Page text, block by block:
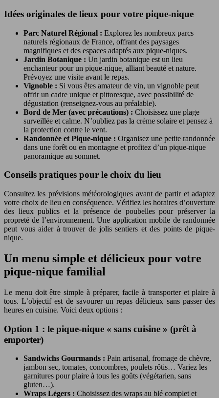
Idées originales de lieux pour votre pique-nique
Parc Naturel Régional : Explorez les nombreux parcs
naturels régionaux de France, offrant des paysages
magnifiques et des espaces adaptés aux pique-niques.
Jardin Botanique : Un jardin botanique est un lieu
enchanteur pour un pique-nique, alliant beauté et nature.
Prévoyez une visite avant le repas.
Vignoble : Si vous êtes amateur de vin, un vignoble peut
offrir un cadre unique et pittoresque, avec possibilité de
dégustation (renseignez-vous au préalable).
Bord de Mer (avec précautions) : Choisissez une plage
surveillée et calme. N’oubliez pas la crème solaire et pensez à
la protection contre le vent.
Randonnée et Pique-nique : Organisez une petite randonnée
dans une forêt ou en montagne et profitez d’un pique-nique
panoramique au sommet.
Conseils pratiques pour le choix du lieu
Consultez les prévisions météorologiques avant de partir et adaptez
votre choix de lieu en conséquence. Vérifiez les horaires d’ouverture
des lieux publics et la présence de poubelles pour préserver la
propreté de l’environnement. Une application mobile de randonnée
peut vous aider à trouver de jolis sentiers et des points de pique-
nique.
Un menu simple et délicieux pour votre
pique-nique familial
Le menu doit être simple à préparer, facile à transporter et plaire à
tous. L’objectif est de savourer un repas délicieux sans passer des
heures en cuisine. Voici deux options :
Option 1 : le pique-nique « sans cuisine » (prêt à
emporter)
Sandwichs Gourmands : Pain artisanal, fromage de chèvre,
jambon sec, tomates, concombres, poulets rôtis… Variez les
garnitures pour plaire à tous les goûts (végétarien, sans
gluten…).
Wraps Légers : Choisissez des wraps au blé complet et